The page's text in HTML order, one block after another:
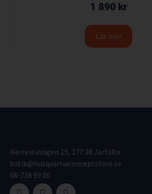
1 890 kr
Läs mer
Herrestavägen 15, 177 38 Järfälla
butik@husqvarnaconceptstore.se
08-738 99 00